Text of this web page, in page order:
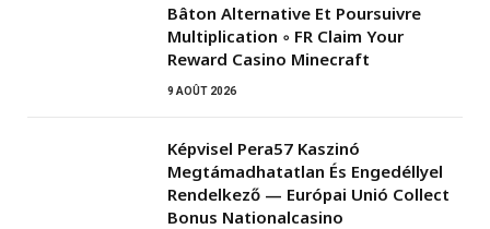
Bâton Alternative Et Poursuivre
Multiplication ◦ FR Claim Your
Reward Casino Minecraft
9 AOÛT 2026
Képvisel Pera57 Kaszinó
Megtámadhatatlan És Engedéllyel
Rendelkező — Európai Unió Collect
Bonus Nationalcasino